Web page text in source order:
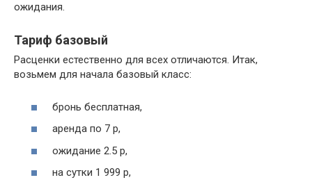
ожидания.
Тариф базовый
Расценки естественно для всех отличаются. Итак,
возьмем для начала базовый класс:
бронь бесплатная,
аренда по 7 р,
ожидание 2.5 р,
на сутки 1 999 р,